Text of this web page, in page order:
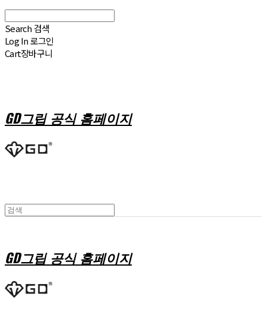
Search 검색
Log In로그인
Cart장바구니
GD그립 공식 홈페이지
GD그립 공식 홈페이지